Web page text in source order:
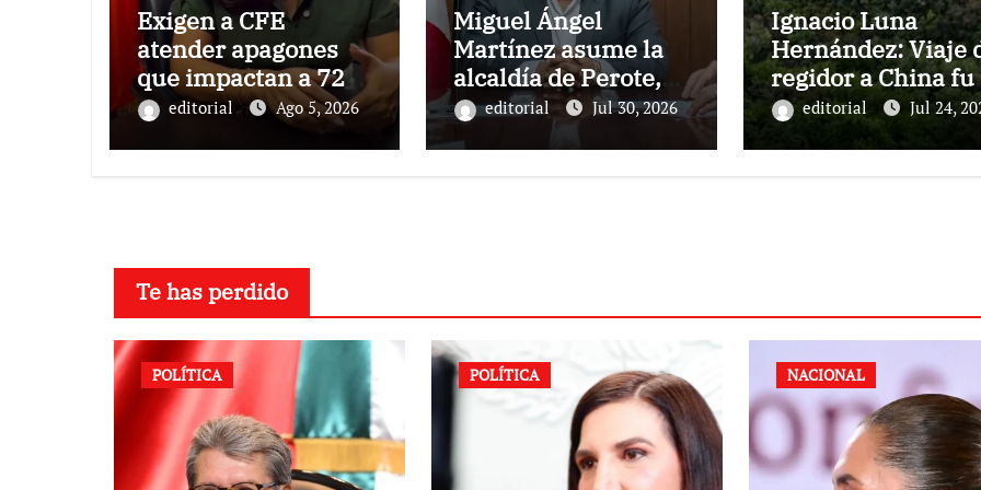
Exigen a CFE
atender apagones
que impactan a 72
municipios
editorial Ago 5, 2026
Miguel Ángel
Martínez asume la
alcaldía de Perote,
Veracruz
editorial Jul 30, 2026
Ignacio Luna
Hernández: Viaje
regidor a China
por invitación y
costo municipal.
editorial Jul 24,
Te has perdido
POLÍTICA POLÍTICA NACIONAL